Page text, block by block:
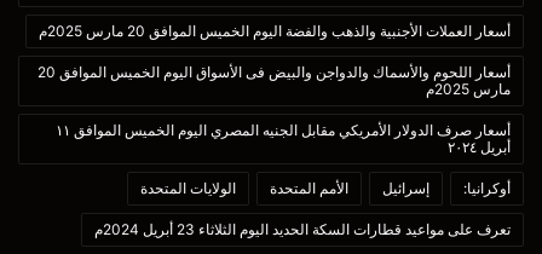
أسعار العملات الأجنبية والذهب والفضة اليوم الخميس الموافق 20 مارس 2025م
أسعار اللحوم والأسماك والدواجن والبيض فى الأسواق اليوم الخميس الموافق 20
مارس 2025م
أسعار صرف الدولار الأمريكي مقابل الجنيه المصري اليوم الخميس الموافق ١١
أبريل ٢٠٢٤
أوكرانيا: إسرائيل الأمم المتحدة الولايات المتحدة
تعرف على مواعيد قطارات السكة الحديد اليوم الثلاثاء 23 أبريل 2024م